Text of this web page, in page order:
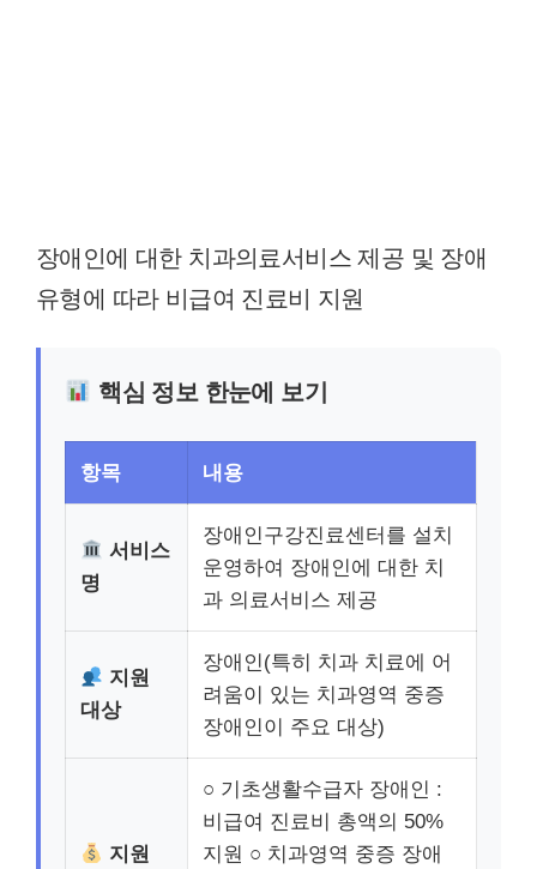
장애인에 대한 치과의료서비스 제공 및 장애
유형에 따라 비급여 진료비 지원
핵심 정보 한눈에 보기
항목 내용
서비스
명
장애인구강진료센터를 설치
운영하여 장애인에 대한 치
과 의료서비스 제공
지원
대상
장애인(특히 치과 치료에 어
려움이 있는 치과영역 중증
장애인이 주요 대상)
지원
○ 기초생활수급자 장애인 :
비급여 진료비 총액의 50%
지원 ○ 치과영역 중증 장애